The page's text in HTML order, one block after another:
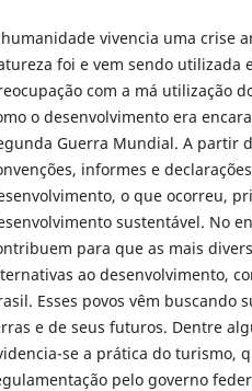
vivencia uma crise
foi e vem sendo utilizada
com a má utilização
o desenvolvimento era
Guerra Mundial. A partir
informes e
o que ocorreu,
sustentável. No
para que as mais
ao desenvolvimento,
Esses povos vêm buscando
e de seus futuros. Dentre
se a prática do turismo,
pelo governo